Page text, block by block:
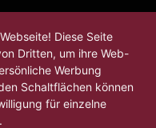
Diese Seite
Dritten, um ihre Web-
Werbung
Schaltflächen können
für einzelne